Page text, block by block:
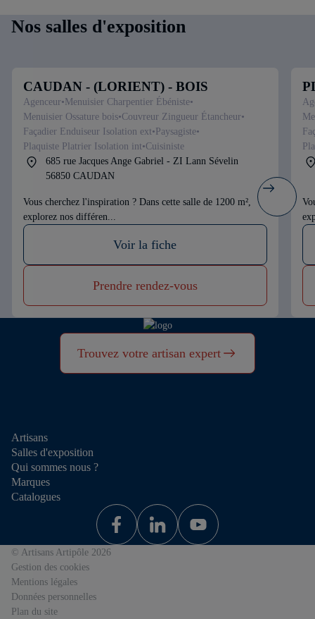
Nos salles d'exposition
CAUDAN - (LORIENT) - BOIS
Agenceur Menuisier Charpentier Ébéniste
Menuisier Ossature bois Couvreur Zingueur Étancheur
Façadier Enduiseur Isolation ext Paysagiste
Plaquiste Platrier Isolation int Cuisiniste
685 rue Jacques Ange Gabriel - ZI Lann Sévelin
56850 CAUDAN
Vous cherchez l'inspiration ? Dans cette salle de 1200 m²,
explorez nos différen...
Voir la fiche
Prendre rendez-vous
Trouvez votre artisan expert
Artisans
Salles d'exposition
Qui sommes nous ?
Marques
Catalogues
© Artisans Artipôle 2026
Gestion des cookies
Mentions légales
Données personnelles
Plan du site